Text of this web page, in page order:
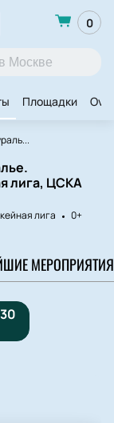
0
Площадки
лига, ЦСКА
лига
0+
МЕРОПРИЯТИЯ